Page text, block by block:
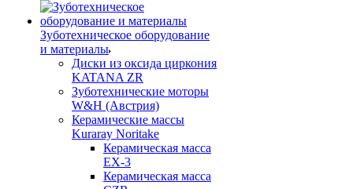
Зуботехническое оборудование
и материалы
Диски из оксида циркония
KATANA ZR
Зуботехнические моторы
W&H (Австрия)
Керамические массы
Kuraray Noritake
Керамическая масса
EX-3
Керамическая масса